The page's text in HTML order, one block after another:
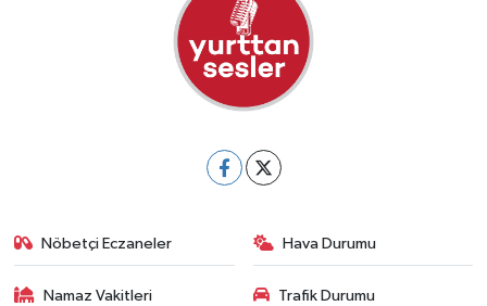
Nöbetçi Eczaneler Hava Durumu
Namaz Vakitleri Trafik Durumu